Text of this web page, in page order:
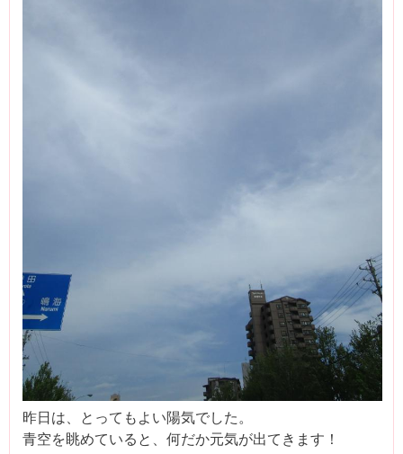
昨日は、とってもよい陽気でした。
青空を眺めていると、何だか元気が出てきます！